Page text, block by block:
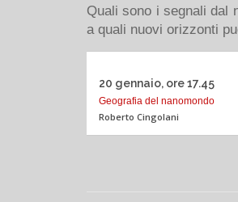
Quali sono i segnali dal
a quali nuovi orizzonti
20 gennaio, ore 17.45
Geografia del nanomondo
Roberto Cingolani